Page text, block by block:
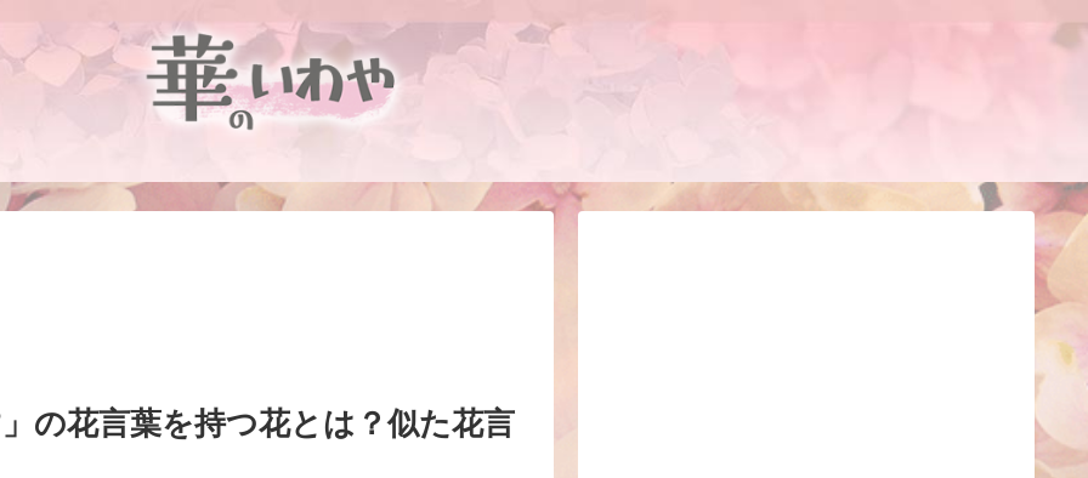
の花言葉を持つ花とは？似た花言